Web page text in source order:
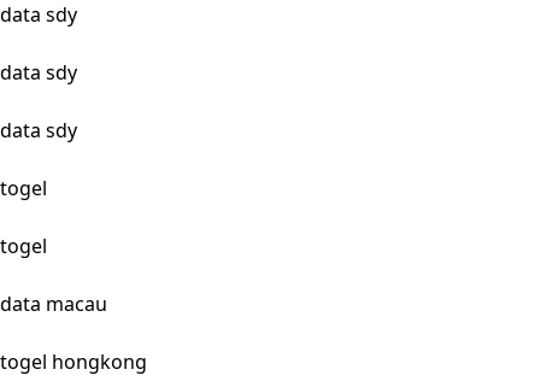
data sdy
data sdy
data sdy
togel
togel
data macau
togel hongkong